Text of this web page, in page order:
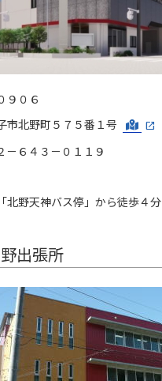
９０６
市北野町５７５番１号
－６４３－０１１９
北野天神バス停」から徒歩４分
出張所